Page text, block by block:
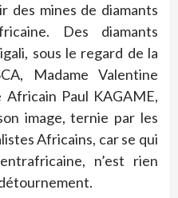
des mines de diamants
Des diamants
sous le regard de la
Madame Valentine
Africain Paul KAGAME,
image, ternie par les
Africains, car se qui
n’est rien